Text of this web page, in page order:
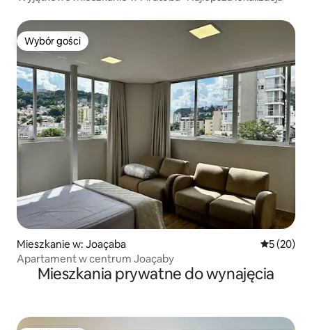
Wybór gości
Wybór gości
Mieszkanie w: Joaçaba Średnia
5 (20)
Apartament w centrum Joaçaby
Mieszkania prywatne do wynajęcia